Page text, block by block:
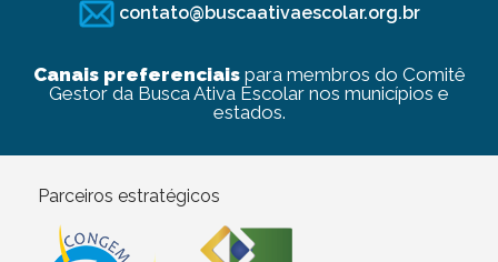
contato@buscaativaescolar.org.br
Canais preferenciaispara membros do Comitê
Gestor da Busca Ativa Escolar nos municípios e
estados.
Parceiros estratégicos